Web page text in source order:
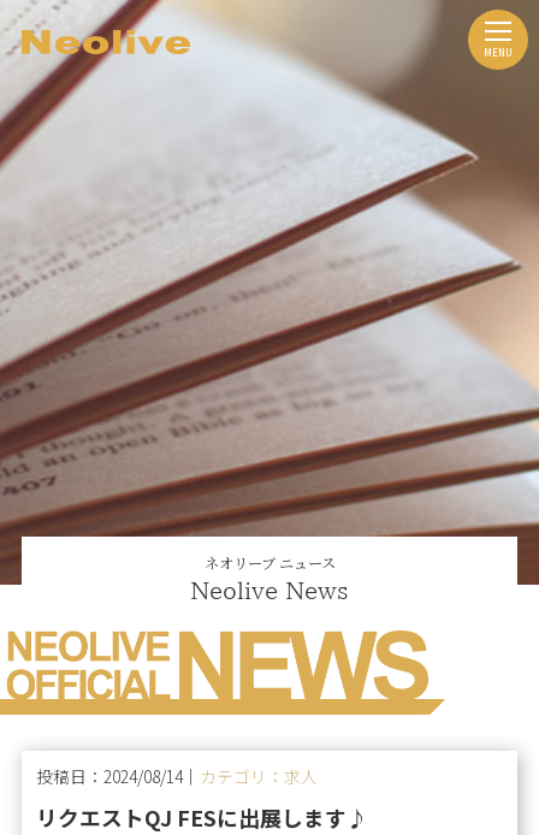
ネオリーブ ニュース
Neolive News
投稿日：2024/08/14｜ カテゴリ：求人
リクエストQJ FESに出展します♪